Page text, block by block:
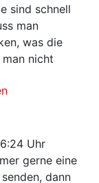
sind schnell
man
was die
nicht
Uhr
gerne eine
dann